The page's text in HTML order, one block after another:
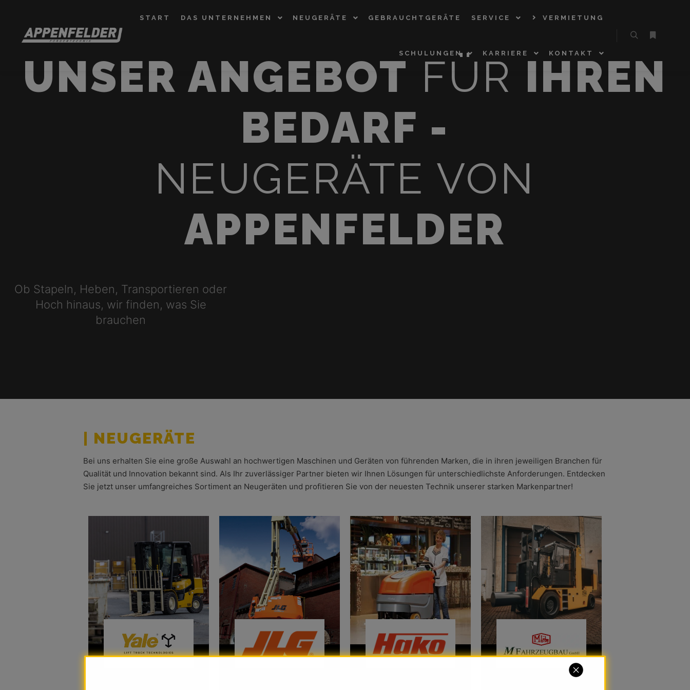
START DAS UNTERNEHMEN NEUGERÄTE GEBRAUCHTGERÄTE SERVICE VERMIETUNG
SCHULUNGEN KARRIERE KONTAKT
UNSER ANGEBOT FÜR IHREN
BEDARF -
NEUGERÄTE VON
APPENFELDER
Ob Stapeln, Heben, Transportieren oder
Hoch hinaus, wir finden, was Sie
brauchen
| NEUGERÄTE
Bei uns erhalten Sie eine große Auswahl an hochwertigen Maschinen und Geräten von führenden Marken, die in ihren jeweiligen Branchen für
Qualität und Innovation bekannt sind. Als Ihr zuverlässiger Partner bieten wir Ihnen Lösungen für unterschiedlichste Anforderungen. Entdecken
Sie jetzt unser umfangreiches Sortiment an Neugeräten und profitieren Sie von der neuesten Technik unserer starken Markenpartner!